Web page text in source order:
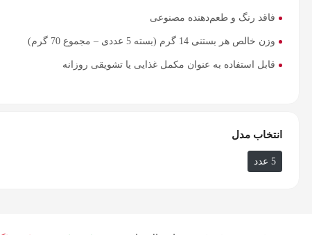
فاقد رنگ و طعم‌دهنده مصنوعی
وزن خالص هر بستنی 14 گرم (بسته 5 عددی – مجموع 70 گرم)
قابل استفاده به عنوان مکمل غذایی یا تشویقی روزانه
انتخاب مدل
5 عدد